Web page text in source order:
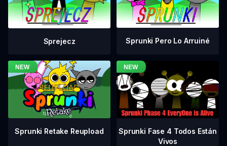
Sprejecz Sprunki Pero Lo Arruiné
Sprunki Retake Reupload
Sprunki Fase 4 Todos Están
Vivos